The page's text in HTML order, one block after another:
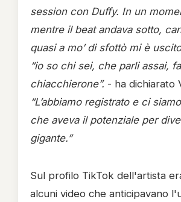
session con Duffy. In un
mentre il beat andava sotto,
quasi a mo’ di sfottò mi è
“io so chi sei, che parli assai,
chiacchierone”. - ha dichiarato
“L’abbiamo registrato e ci
che aveva il potenziale per
gigante.”
Sul profilo TikTok dell'artista
alcuni video che anticipavano